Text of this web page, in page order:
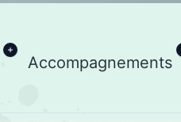
OuvrirAccompagnements